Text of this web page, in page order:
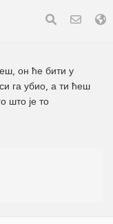
он ће бити у
га убио, а ти ћеш
што је то